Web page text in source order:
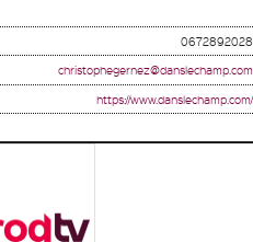
0672892028
christophegernez@danslechamp.com
https://www.danslechamp.com/